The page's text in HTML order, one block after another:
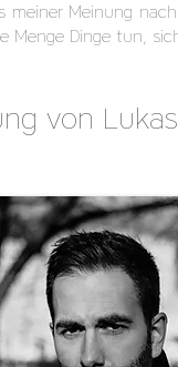
meiner Meinung
Menge Dinge tun,
von